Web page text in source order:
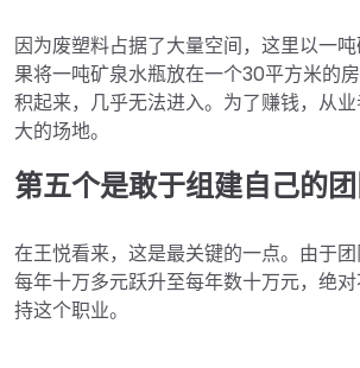
因为废塑料占据了大量空间，这里以一
果将一吨矿泉水瓶放在一个30平方米的
积起来，几乎无法进入。为了赚钱，从
大的场地。
第五个是敢于组建自己的团
在王悦看来，这是最关键的一点。由于
每年十万多元跃升至每年数十万元，绝
持这个职业。